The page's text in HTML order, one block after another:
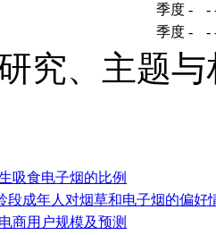
季度 - -
季度 - -
究、主题
吸食电子烟的比例
段成年人对烟草和电子烟的偏好
商用户规模及预测